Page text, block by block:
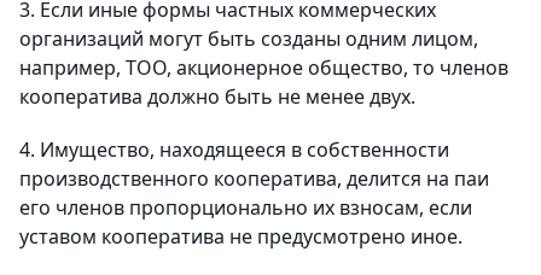
3. Если иные формы частных коммерческих
организаций могут быть созданы одним лицом,
например, ТОО, акционерное общество, то членов
кооператива должно быть не менее двух.
4. Имущество, находящееся в собственности
производственного кооператива, делится на паи
его членов пропорционально их взносам, если
уставом кооператива не предусмотрено иное.